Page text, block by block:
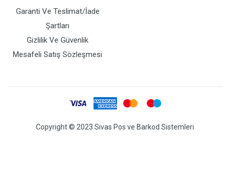
Garanti Ve Teslimat/İade
Şartları
Gizlilik Ve Güvenlik
Mesafeli Satış Sözleşmesi
Copyright © 2023 Sivas Pos ve Barkod Sistemleri